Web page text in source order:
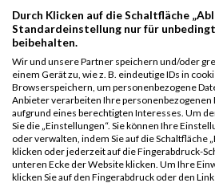
808
Seeberger
760
Polster
647
Heidt
742
Niculaica
620
Feuchtenberger
703
Lipsz
Durch Klicken auf die Schaltfläche
Standardeinstellung nur für
beibehalten.
Wir und unsere Partner speichern und/oder
einem Gerät zu, wie z. B. eindeutige IDs in
Browserspeichern, um personenbezogene
Anbieter verarbeiten Ihre
aufgrund eines berechtigten Interesses. Um
Sie die „Einstellungen“. Sie können Ihre
oder verwalten, indem Sie auf die Schaltfläche
klicken oder jederzeit auf die Fingerabdruck-
unteren Ecke der Website klicken. Um Ihre
klicken Sie auf den Fingerabdruck oder den